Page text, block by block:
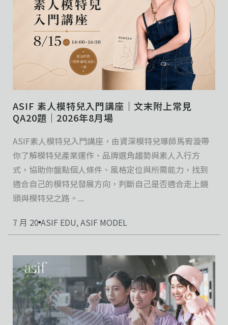
ASIF 素人模特兒入門講座｜文末附上常見
QA20題｜2026年8月場
ASIF素人模特兒入門講座，由資深模特兒導師馬宥漩帶
你了解模特兒產業運作、品牌選角趨勢與素人入行方
式，協助你盤點個人條件、風格定位與所需能力，找到
適合自己的模特兒發展方向，判斷自己是否適合走上鏡
頭與模特兒之路。...
7 月 20 ASIF EDU,ASIF MODEL